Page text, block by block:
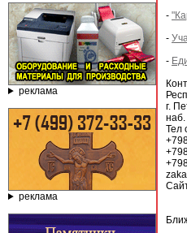
реклама
реклама
-
-
-
г.
наб.
Тел